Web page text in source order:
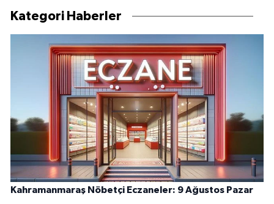
Kategori Haberler
Kahramanmaraş Nöbetçi Eczaneler: 9 Ağustos Pazar